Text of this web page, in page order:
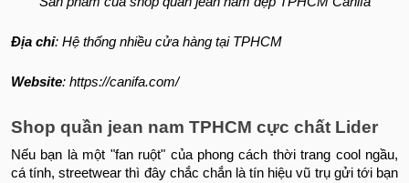
Địa chỉ: Hệ thống nhiều cửa hàng tại TPHCM
Website: https://canifa.com/
Shop quần jean nam TPHCM cực chất Lider
Nếu bạn là một "fan ruột" của phong cách thời trang cool ngầu,
cá tính, streetwear thì đây chắc chắn là tín hiệu vũ trụ gửi tới bạn